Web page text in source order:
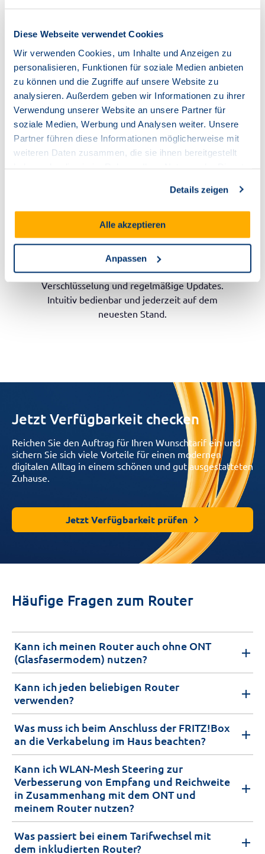
Diese Webseite verwendet Cookies
Wir verwenden Cookies, um Inhalte und Anzeigen zu
personalisieren, Funktionen für soziale Medien anbieten
zu können und die Zugriffe auf unsere Website zu
analysieren. Außerdem geben wir Informationen zu ihrer
Verwendung unserer Website an unsere Partner für
soziale Medien, Werbung und Analysen weiter. Unsere
Partner führen diese Informationen möglicherweise mit
weiteren Daten zusammen, die sie ihnen bereitgestellt
Details zeigen
Alle akzeptieren
Anpassen
FRITZ!OS Benutzeroberfläche
Maximale Sicherheit durch leistungsstarke
Firewall, moderne WPA3/WPA2-
Verschlüsselung und regelmäßige Updates.
Intuitiv bedienbar und jederzeit auf dem
neuesten Stand.
Jetzt Verfügbarkeit checken
Reichen Sie den Auftrag für Ihren Wunschtarif ein und
sichern Sie sich viele Vorteile für einen modernen
digitalen Alltag in einem schönen und gut ausgestatteten
Zuhause.
Jetzt Verfügbarkeit prüfen
Häufige Fragen zum Router
Kann ich meinen Router auch ohne ONT
(Glasfasermodem) nutzen?
Kann ich jeden beliebigen Router
verwenden?
Was muss ich beim Anschluss der FRITZ!Box
an die Verkabelung im Haus beachten?
Kann ich WLAN-Mesh Steering zur
Verbesserung von Empfang und Reichweite
in Zusammenhang mit dem ONT und
meinem Router nutzen?
Was passiert bei einem Tarifwechsel mit
dem inkludierten Router?